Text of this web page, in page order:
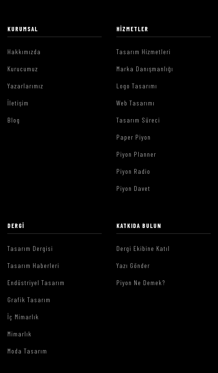
KURUMSAL
Hakkımızda
Kurucumuz
Yazarlarımız
İletişim
Blog
HIZMETLER
Tasarım Hizmetleri
Marka Danışmanlığı
Logo Tasarımı
Web Tasarımı
Tasarım Süreci
Paper Piyon
Piyon Planner
Piyon Radio
Piyon Davet
DERGI
Tasarım Dergisi
Tasarım Haberleri
Endüstriyel Tasarım
Grafik Tasarım
İç Mimarlık
Mimarlık
Moda Tasarım
KATKIDA BULUN
Dergi Ekibine Katıl
Yazı Gönder
Piyon Ne Demek?